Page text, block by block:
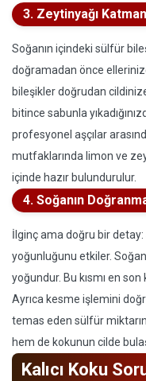
3. Zeytinyağı
Soğanın içindeki sülfür
doğramadan önce
bileşikler doğrudan
bitince sabunla
profesyonel aşçılar
mutfaklarında limon ve
içinde hazır bulundurulur.
4. Soğanın
İlginç ama doğru bir
yoğunluğunu etkiler.
yoğundur. Bu kısmı en
Ayrıca kesme işlemini
temas eden sülfür
hem de kokunun cilde
Kalıcı Koku